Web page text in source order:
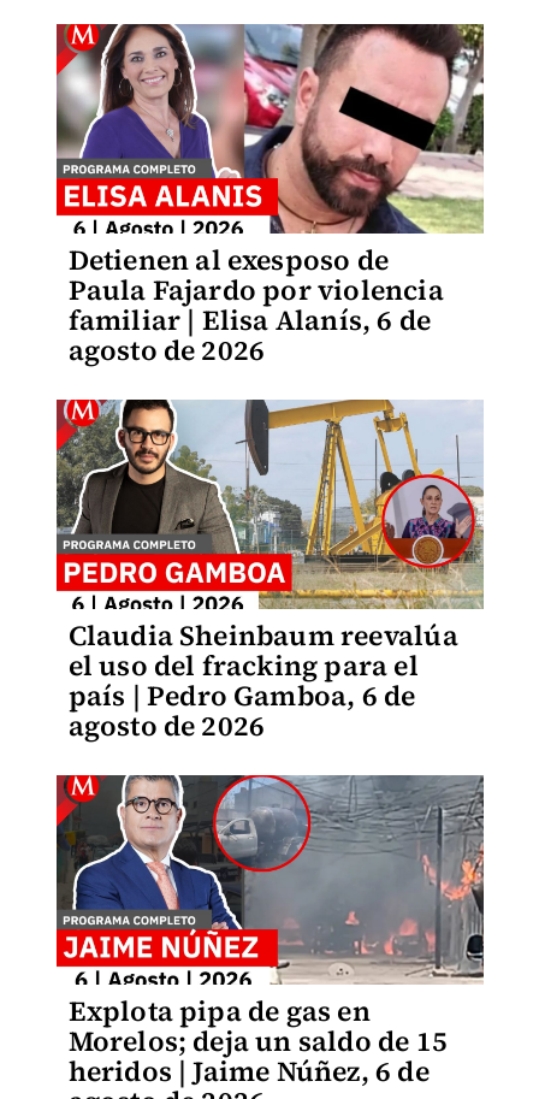
Detienen al exesposo de
Paula Fajardo por violencia
familiar | Elisa Alanís, 6 de
agosto de 2026
Claudia Sheinbaum reevalúa
el uso del fracking para el
país | Pedro Gamboa, 6 de
agosto de 2026
Explota pipa de gas en
Morelos; deja un saldo de 15
heridos | Jaime Núñez, 6 de